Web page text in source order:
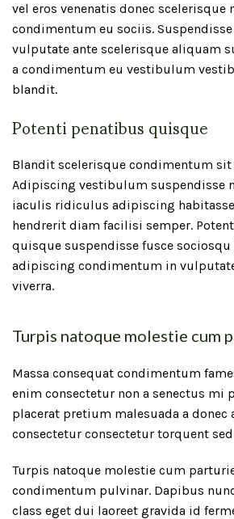
vel eros venenatis donec scelerisque
condimentum eu sociis. Suspendisse
vulputate ante scelerisque aliquam
a condimentum eu vestibulum
blandit.
Potenti penatibus quisque
Blandit scelerisque condimentum
Adipiscing vestibulum suspendisse
iaculis ridiculus adipiscing
hendrerit diam facilisi semper.
quisque suspendisse fusce
adipiscing condimentum in
viverra.
Turpis natoque molestie cum
Massa consequat condimentum
enim consectetur non a senectus mi
placerat pretium malesuada a donec
consectetur consectetur torquent
Turpis natoque molestie cum
condimentum pulvinar. Dapibus
class eget dui laoreet gravida id